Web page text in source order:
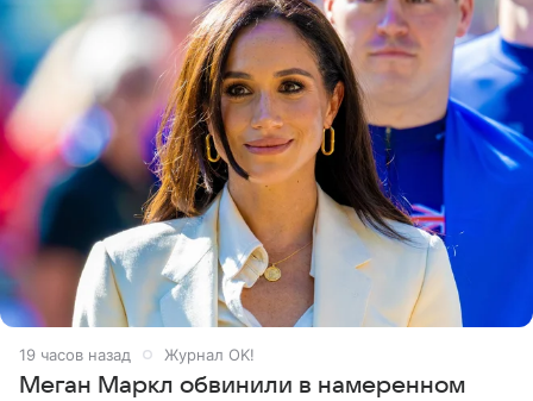
19 часов назад Журнал OK!
Меган Маркл обвинили в намеренном